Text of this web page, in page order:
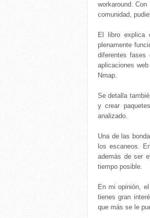
workaround.
comunidad,
El libro explica
plenamente
diferentes fases
aplicaciones
Nmap.
Se detalla
y crear
analizado.
Una de las
los escaneos.
además de ser
tiempo posible.
En mi opinión,
tienes gran
que más se le